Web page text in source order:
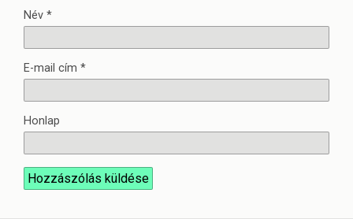
Név *
E-mail cím *
Honlap